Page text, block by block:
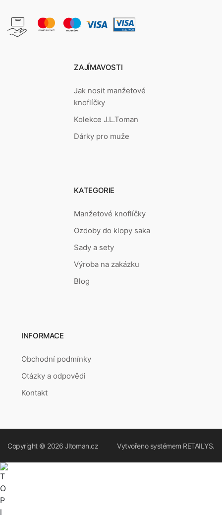
ZAJÍMAVOSTI
Jak nosit manžetové
knoflíčky
Kolekce J.L.Toman
Dárky pro muže
KATEGORIE
Manžetové knoflíčky
Ozdoby do klopy saka
Sady a sety
Výroba na zakázku
Blog
INFORMACE
Obchodní podmínky
Otázky a odpovědi
Kontakt
Copyright © 2026 Jltoman.cz Vytvořeno systémem RETAILYS.